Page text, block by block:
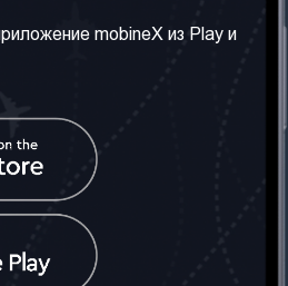
Правила и Условия
Часто задаваемые
вопросы
Социальные сети
mobineX из Play и